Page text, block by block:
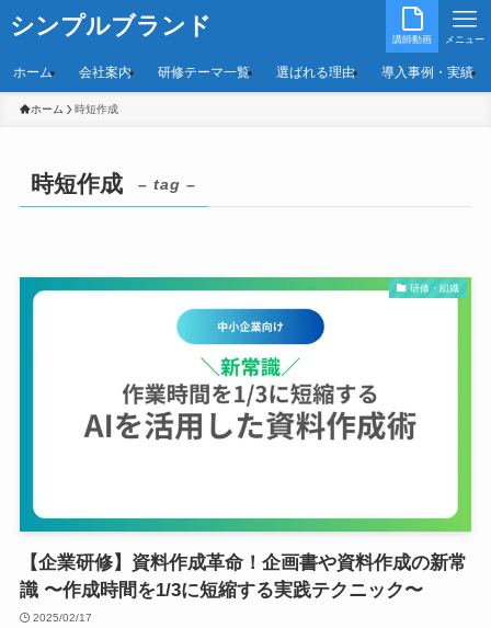
シンプルブランド 講師動画 メニュー
ホーム 会社案内 研修テーマ一覧 選ばれる理由 導入事例・実績
ホーム 時短作成
時短作成 – tag –
研修・組織
【企業研修】資料作成革命！企画書や資料作成の新常
識 〜作成時間を1/3に短縮する実践テクニック〜
2025/02/17